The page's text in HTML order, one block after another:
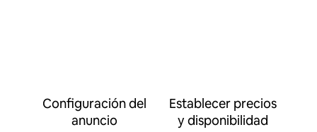
Configuración del
anuncio
Establecer precios
y disponibilidad